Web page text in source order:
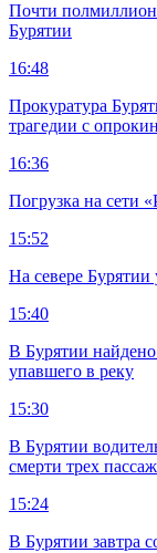
Почти
Бурятии
16:48
Прокуратура
трагедии с
16:36
Погрузка на сети
15:52
На севере Бурятии
15:40
В Бурятии найдено
упавшего в реку
15:30
В Бурятии
смерти трех
15:24
В Бурятии завтра